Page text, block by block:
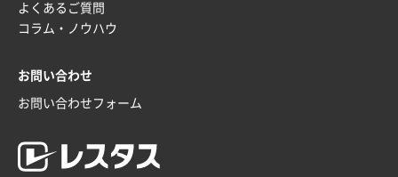
よくあるご質問
コラム・ノウハウ
お問い合わせ
お問い合わせフォーム